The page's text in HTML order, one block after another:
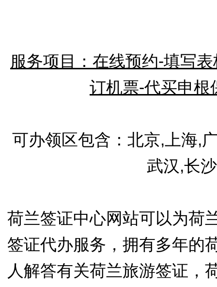
服务项目：在线预约-填写
订机票-代买申根
可办领区包含：北京,上海,
武汉,长
荷兰签证中心网站可以为荷
签证代办服务，拥有多年的
人解答有关荷兰旅游签证，